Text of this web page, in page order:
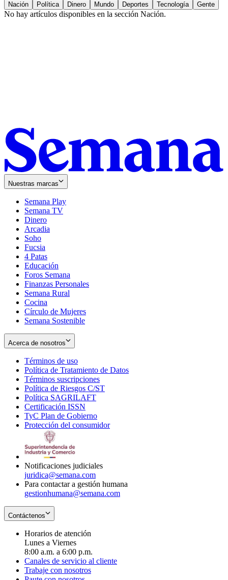
Nación Política Dinero Mundo Deportes Tecnología Gente
No hay artículos disponibles en la sección Nación.
Nuestras marcas
Semana Play
Semana TV
Dinero
Arcadia
Soho
in
new
window
Fucsia
in
new
window
4 Patas
Educación
Foros Semana
Finanzas Personales
Semana Rural
Cocina
Círculo de Mujeres
Semana Sostenible
Acerca de nosotros
Términos de uso
in
new
window
Política de Tratamiento de Datos
Términos suscripciones
in
Política de Riesgos C/ST
Política SAGRILAFT
new
window
Certificación ISSN
in
new
TyC Plan de Gobierno
in
Protección del consumidorOpens
Notificaciones judiciales
juridica@semana.com
Para contactar a gestión humana
gestionhumana@semana.com
Contáctenos
Horarios de atención
Lunes a Viernes
8:00 a.m. a 6:00 p.m.
Canales de servicio al cliente
Trabaje con nosotros